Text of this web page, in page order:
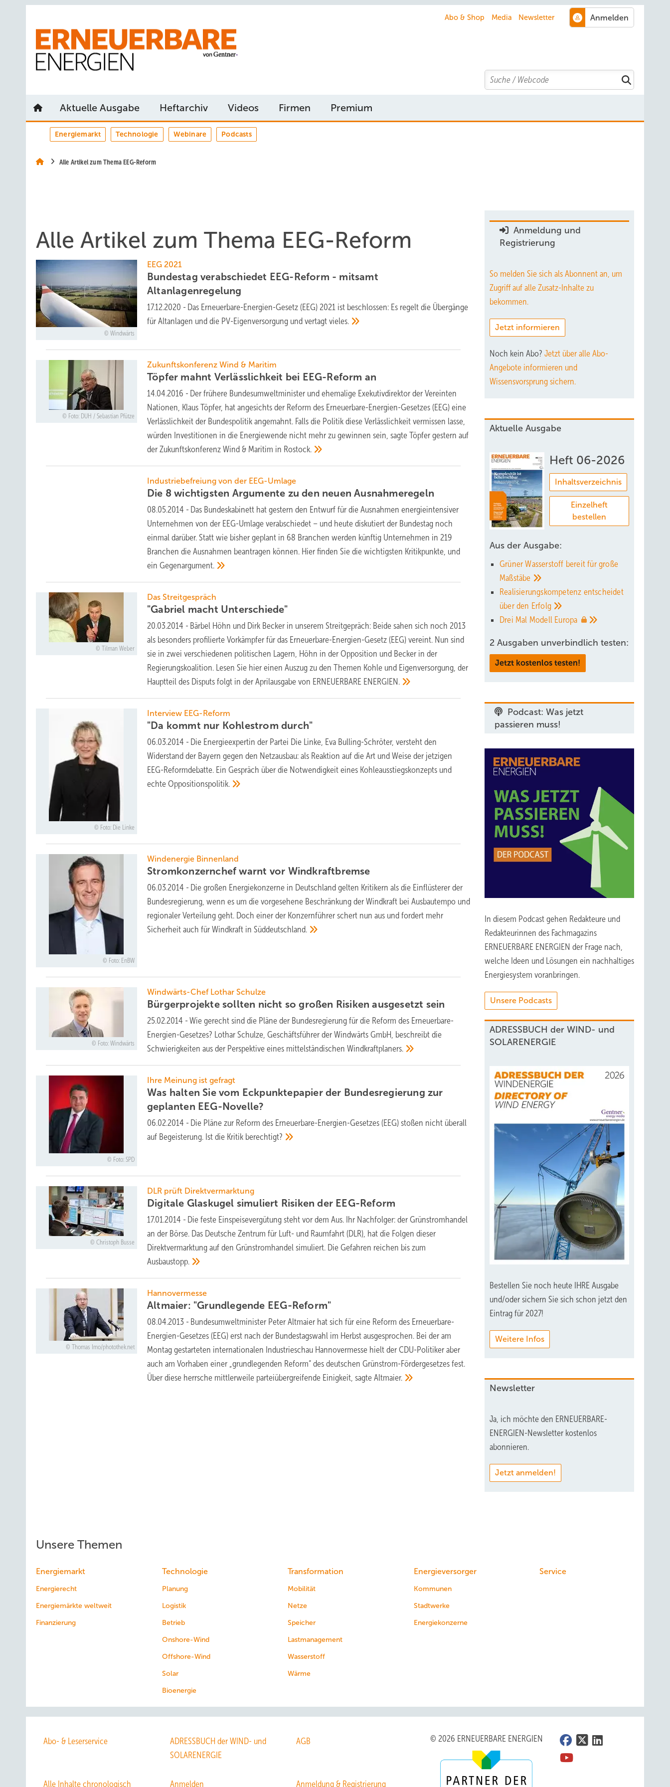
Abo & Shop Media Newsletter
Search
Aktuelle Ausgabe Heftarchiv Videos Firmen Premium
Energiemarkt Technologie Webinare Podcasts
Alle Artikel zum Thema EEG-Reform
Alle Artikel zum Thema EEG-Reform
Windwärts
EEG 2021
Bundestag verabschiedet EEG-Reform - mitsamt
Altanlagenregelung
17.12.2020 - Das Erneuerbare-Energien-Gesetz (EEG) 2021 ist beschlossen: Es regelt die Übergänge
für Altanlagen und die PV-Eigenversorgung und vertagtvieles.
Foto: DUH / Sebastian Pfütze
Zukunftskonferenz Wind & Maritim
Töpfer mahnt Verlässlichkeit bei EEG-Reform an
14.04.2016 - Der frühere Bundesumweltminister und ehemalige Exekutivdirektor der Vereinten
Nationen, Klaus Töpfer, hat angesichts der Reform des Erneuerbare-Energien-Gesetzes (EEG) eine
Verlässlichkeit der Bundespolitik angemahnt. Falls die Politik diese Verlässlichkeit vermissen lasse,
würden Investitionen in die Energiewende nicht mehr zu gewinnen sein, sagte Töpfer gestern auf
der Zukunftskonferenz Wind & Maritim in Rostock.
Industriebefreiung von der EEG-Umlage
Die 8 wichtigsten Argumente zu den neuenAusnahmeregeln
08.05.2014 - Das Bundeskabinett hat gestern den Entwurf für die Ausnahmen energieintensiver
Unternehmen von der EEG-Umlage verabschiedet – und heute diskutiert der Bundestag noch
einmal darüber. Statt wie bisher geplant in 68 Branchen werden künftig Unternehmen in 219
Branchen die Ausnahmen beantragen können. Hier finden Sie die wichtigsten Kritikpunkte, und
einGegenargument.
Tilman Weber
Das Streitgespräch
"Gabriel macht Unterschiede"
20.03.2014 - Bärbel Höhn und Dirk Becker in unserem Streitgepräch: Beide sahen sich noch 2013
als besonders profilierte Vorkämpfer für das Erneuerbare-Energien-Gesetz (EEG) vereint. Nun sind
sie in zwei verschiedenen politischen Lagern, Höhn in der Opposition und Becker in der
Regierungskoalition. Lesen Sie hier einen Auszug zu den Themen Kohle und Eigenversorgung, der
Hauptteil des Disputs folgt in der Aprilausgabe von ERNEUERBARE ENERGIEN.
Foto: Die Linke
Interview EEG-Reform
"Da kommt nur Kohlestromdurch"
06.03.2014 - Die Energieexpertin der Partei Die Linke, Eva Bulling-Schröter, versteht den
Widerstand der Bayern gegen den Netzausbau: als Reaktion auf die Art und Weise der jetzigen
EEG-Reformdebatte. Ein Gespräch über die Notwendigkeit eines Kohleausstiegskonzepts und
echteOppositionspolitik.
Foto: EnBW
Windenergie Binnenland
Stromkonzernchef warnt vor Windkraftbremse
06.03.2014 - Die großen Energiekonzerne in Deutschland gelten Kritikern als die Einflüsterer der
Bundesregierung, wenn es um die vorgesehene Beschränkung der Windkraft bei Ausbautempo und
regionaler Verteilung geht. Doch einer der Konzernführer schert nun aus und fordert mehr
Sicherheit auch für Windkraft inSüddeutschland.
Foto: Windwärts
Windwärts-Chef Lothar Schulze
Bürgerprojekte sollten nicht so großen Risiken ausgesetzt sein
25.02.2014 - Wie gerecht sind die Pläne der Bundesregierung für die Reform des Erneuerbare-
Energien-Gesetzes? Lothar Schulze, Geschäftsführer der Windwärts GmbH, beschreibt die
Schwierigkeiten aus der Perspektive eines mittelständischenWindkraftplaners.
Foto: SPD
Ihre Meinung ist gefragt
Was halten Sie vom Eckpunktepapier der Bundesregierung zur
geplanten EEG-Novelle?
06.02.2014 - Die Pläne zur Reform des Erneuerbare-Energien-Gesetzes (EEG) stoßen nicht überall
auf Begeisterung. Ist die Kritik berechtigt?
Christoph Busse
DLR prüft Direktvermarktung
Digitale Glaskugel simuliert Risiken der EEG-Reform
17.01.2014 - Die feste Einspeisevergütung steht vor dem Aus. Ihr Nachfolger: der Grünstromhandel
an der Börse. Das Deutsche Zentrum für Luft- und Raumfahrt (DLR), hat die Folgen dieser
Direktvermarktung auf den Grünstromhandel simuliert. Die Gefahren reichen bis zum
Ausbaustopp.
Thomas Imo/photothek.net
Hannovermesse
Altmaier: "Grundlegende EEG-Reform"
08.04.2013 - Bundesumweltminister Peter Altmaier hat sich für eine Reform des Erneuerbare-
Energien-Gesetzes (EEG) erst nach der Bundestagswahl im Herbst ausgesprochen. Bei der am
Montag gestarteten internationalen Industrieschau Hannovermesse hielt der CDU-Politiker aber
auch am Vorhaben einer „grundlegenden Reform“ des deutschen Grünstrom-Fördergesetzes fest.
Über diese herrsche mittlerweile parteiübergreifende Einigkeit, sagteAltmaier.
Anmeldung und
Registrierung
So melden Sie sich als Abonnent an, um
Zugriff auf alle Zusatz-Inhalte zu
bekommen.
Jetzt informieren
Noch kein Abo? Jetzt über alle Abo-
Angebote informieren und
Wissensvorsprung sichern.
Aktuelle Ausgabe
Heft 06-2026
Inhaltsverzeichnis
Einzelheft
bestellen
Aus der Ausgabe:
Grüner Wasserstoff bereit für große
Maßstäbe
Realisierungskompetenz entscheidet
über den Erfolg
Drei Mal Modell Europa
2 Ausgaben unverbindlich testen:
Jetzt kostenlos testen!
Podcast: Was jetzt
passieren muss!
In diesem Podcast gehen Redakteure und
Redakteurinnen des Fachmagazins
ERNEUERBARE ENERGIEN der Frage nach,
welche Ideen und Lösungen ein nachhaltiges
Energiesystem voranbringen.
Unsere Podcasts
ADRESSBUCH der WIND- und
SOLARENERGIE
Bestellen Sie noch heute IHRE Ausgabe
und/oder sichern Sie sich schon jetzt den
Eintrag für 2027!
Weitere Infos
Newsletter
Ja, ich möchte den ERNEUERBARE-
ENERGIEN-Newsletter kostenlos
abonnieren.
Jetzt anmelden!
Unsere Themen
Energiemarkt
Energierecht
Energiemärkte weltweit
Finanzierung
Technologie
Planung
Logistik
Betrieb
Onshore-Wind
Offshore-Wind
Solar
Bioenergie
Transformation
Mobilität
Netze
Speicher
Lastmanagement
Wasserstoff
Wärme
Energieversorger
Kommunen
Stadtwerke
Energiekonzerne
Service
Abo- & Leserservice
ADRESSBUCH der WIND- und
SOLARENERGIE
AGB
Alle Inhalte chronologisch Anmelden Anmeldung & Registrierung
© 2026 ERNEUERBARE ENERGIEN